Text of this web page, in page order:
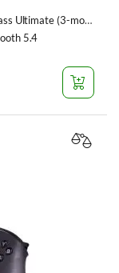
Konsolenständer
5.4